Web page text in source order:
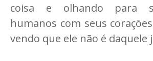
coisa e olhando para
humanos com seus
vendo que ele não é daquele